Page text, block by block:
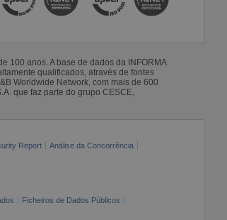
100 anos. A base de dados da INFORMA
qualificados, através de fontes
Worldwide Network, com mais de 600
que faz parte do grupo CESCE,
Report
Análise da Concorrência
Ficheiros de Dados Públicos